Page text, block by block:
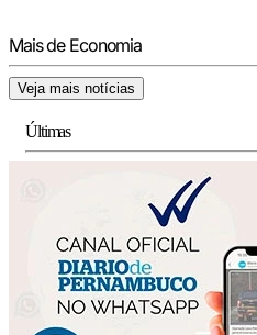
Mais de Economia
Veja mais notícias
Últimas